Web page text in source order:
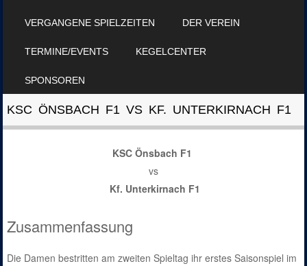
VERGANGENE SPIELZEITEN DER VEREIN
TERMINE/EVENTS KEGELCENTER
SPONSOREN
KSC ÖNSBACH F1 VS KF. UNTERKIRNACH F1
KSC Önsbach F1
vs
Kf. Unterkirnach F1
Zusammenfassung
Die Damen bestritten am zweiten Spieltag ihr erstes Saisonspiel im